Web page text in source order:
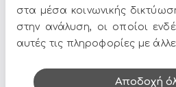
χειμωνιάτικη όψη για πιο
Φωτιζόμενες LED:
Γιρλάντες
για άμεση λάμψη χωρίς
Διακοσμημένες & Themed:
χρώματα.
στα μέσα κοινωνικής
στην ανάλυση, οι οποίοι
αυτές τις πληροφορίες με
τους.
Αποδοχή